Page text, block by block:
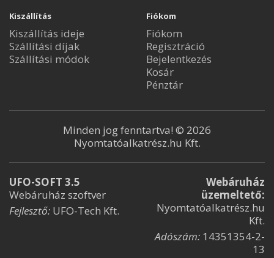
Kiszállítás
Kiszállítás ideje
Szállítási díjak
Szállítási módok
Fiókom
Fiókom
Regisztráció
Bejelentkezés
Kosár
Pénztár
Minden jog fenntartva! © 2026
Nyomtatóalkatrész.hu Kft.
UFO-SOFT 3.5
Webáruház szoftver
Fejlesztő: UFO-Tech Kft.
Webáruház
üzemeltető:
Nyomtatóalkatrész.hu
Kft.
Adószám: 14351354-2-
13